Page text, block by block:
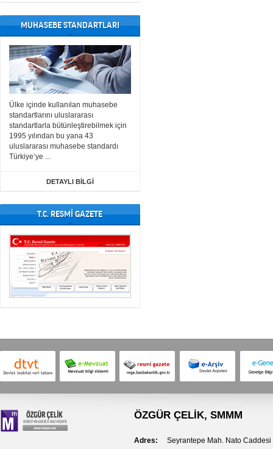
MUHASEBE STANDARTLARI
Ülke içinde kullanılan muhasebe
standartlarını uluslararası
standartlarla bütünleştirebilmek için
1995 yılından bu yana 43
uluslararası muhasebe standardı
Türkiye’ye ...
DETAYLI BİLGİ
T.C. RESMİ GAZETE
ÖZGÜR ÇELİK, SMMM
Adres: Seyrantepe Mah. Nato Caddesi